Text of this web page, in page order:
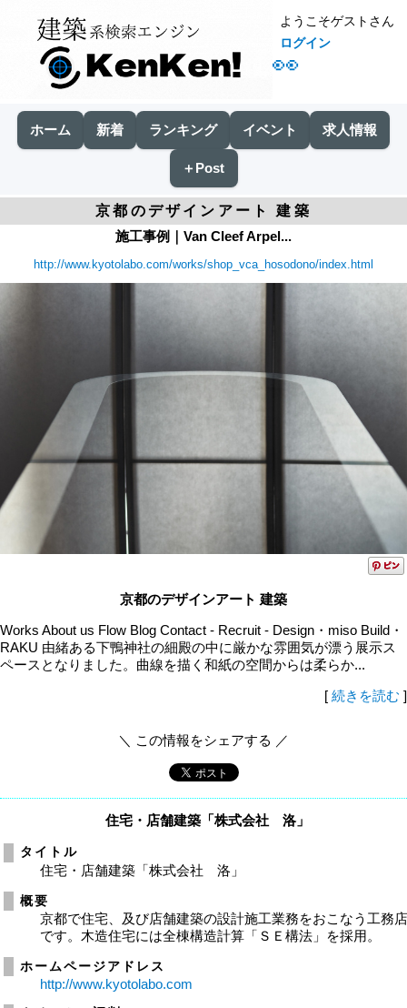
👀
ようこそゲストさん
ログイン
ホーム 新着 ランキング イベント 求人情報
＋Post
京都のデザインアート 建築
施工事例｜Van Cleef Arpel...
http://www.kyotolabo.com/works/shop_vca_hosodono/index.html
京都のデザインアート 建築
Works About us Flow Blog Contact - Recruit - Design・miso Build・
RAKU 由緒ある下鴨神社の細殿の中に厳かな雰囲気が漂う展示ス
ペースとなりました。曲線を描く和紙の空間からは柔らか...
[ 続きを読む ]
＼ この情報をシェアする ／
住宅・店舗建築「株式会社 洛」
タイトル
住宅・店舗建築「株式会社 洛」
概要
京都で住宅、及び店舗建築の設計施工業務をおこなう工務
です。木造住宅には全棟構造計算「ＳＥ構法」を採用。
ホームページアドレス
http://www.kyotolabo.com